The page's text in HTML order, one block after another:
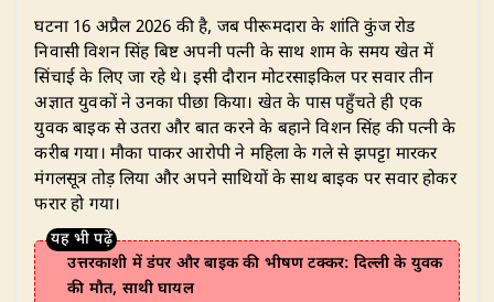
​घटना 16 अप्रैल 2026 की है, जब पीरूमदारा के शांति कुंज रोड
निवासी विशन सिंह बिष्ट अपनी पत्नी के साथ शाम के समय खेत में
सिंचाई के लिए जा रहे थे। इसी दौरान मोटरसाइकिल पर सवार तीन
अज्ञात युवकों ने उनका पीछा किया। खेत के पास पहुँचते ही एक
युवक बाइक से उतरा और बात करने के बहाने विशन सिंह की पत्नी के
करीब गया। मौका पाकर आरोपी ने महिला के गले से झपट्टा मारकर
मंगलसूत्र तोड़ लिया और अपने साथियों के साथ बाइक पर सवार होकर
फरार हो गया।
उत्तरकाशी में डंपर और बाइक की भीषण टक्कर: दिल्ली के युवक
की मौत, साथी घायल